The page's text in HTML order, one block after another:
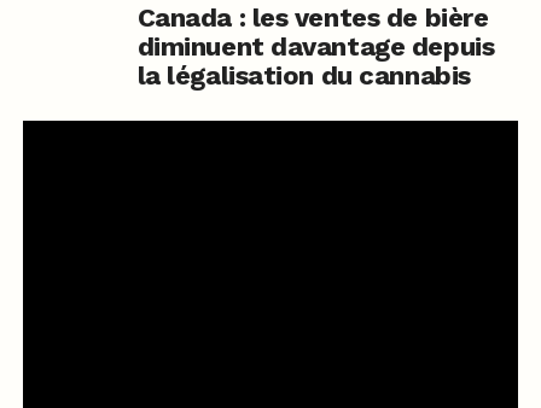
Canada : les ventes de bière
diminuent davantage depuis
la légalisation du cannabis